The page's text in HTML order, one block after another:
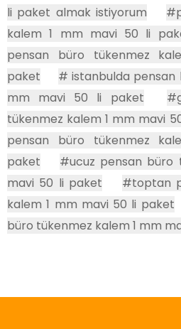
li paket almak istiyorum
kalem 1 mm mavi 50 li
pensan büro tükenmez
paket
# istanbulda pensan
mm mavi 50 li paket
tükenmez kalem 1 mm mavi
pensan büro tükenmez
paket
#ucuz pensan büro
mavi 50 li paket
#toptan
kalem 1 mm mavi 50 li paket
büro tükenmez kalem 1 mm